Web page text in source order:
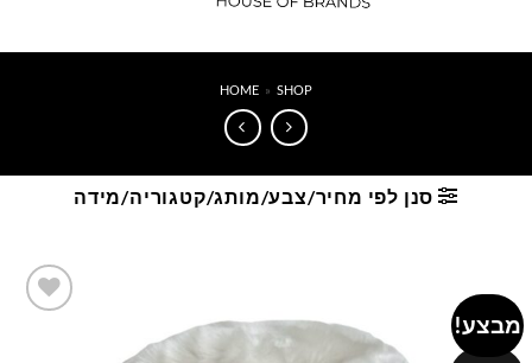
HOME » SHOP
סנן לפי מחיר/צבע/מותג/קטגוריה/מידה
מבצע!